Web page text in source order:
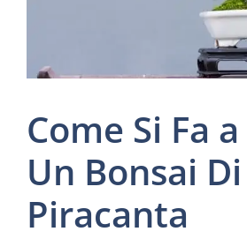
Come Si Fa
Un Bonsai Di
Piracanta